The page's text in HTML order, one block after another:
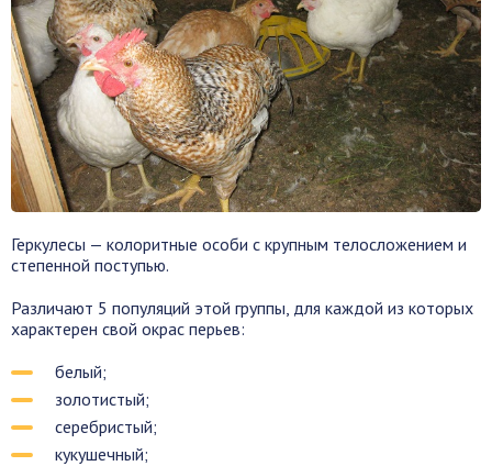
Геркулесы — колоритные особи с крупным телосложением и
степенной поступью.
Различают 5 популяций этой группы, для каждой из которых
характерен свой окрас перьев:
белый;
золотистый;
серебристый;
кукушечный;